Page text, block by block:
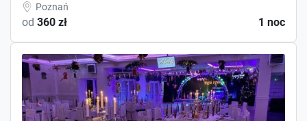
Poznań
od 360 zł 1 noc